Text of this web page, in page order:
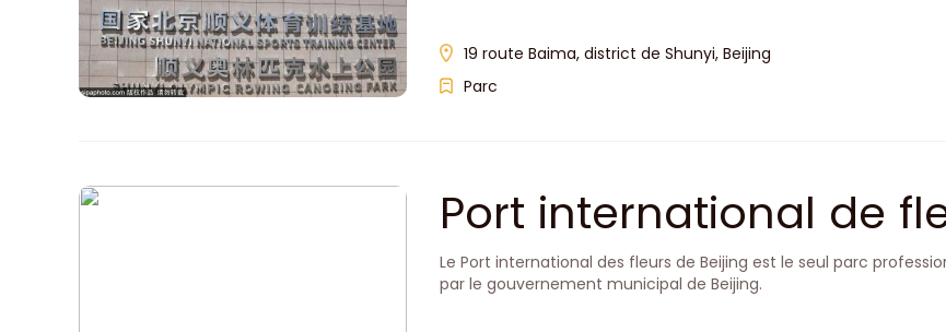
19 route Baima, district de Shunyi, Beijing
Parc
Port international de
Le Port international des fleurs de Beijing est le seul parc
par le gouvernement municipal de Beijing.